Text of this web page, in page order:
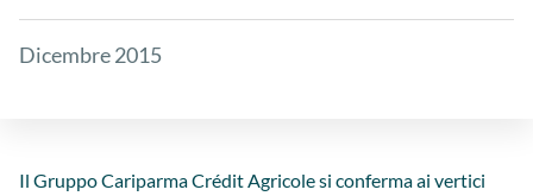
Dicembre 2015
Il Gruppo Cariparma Crédit Agricole si conferma ai vertici